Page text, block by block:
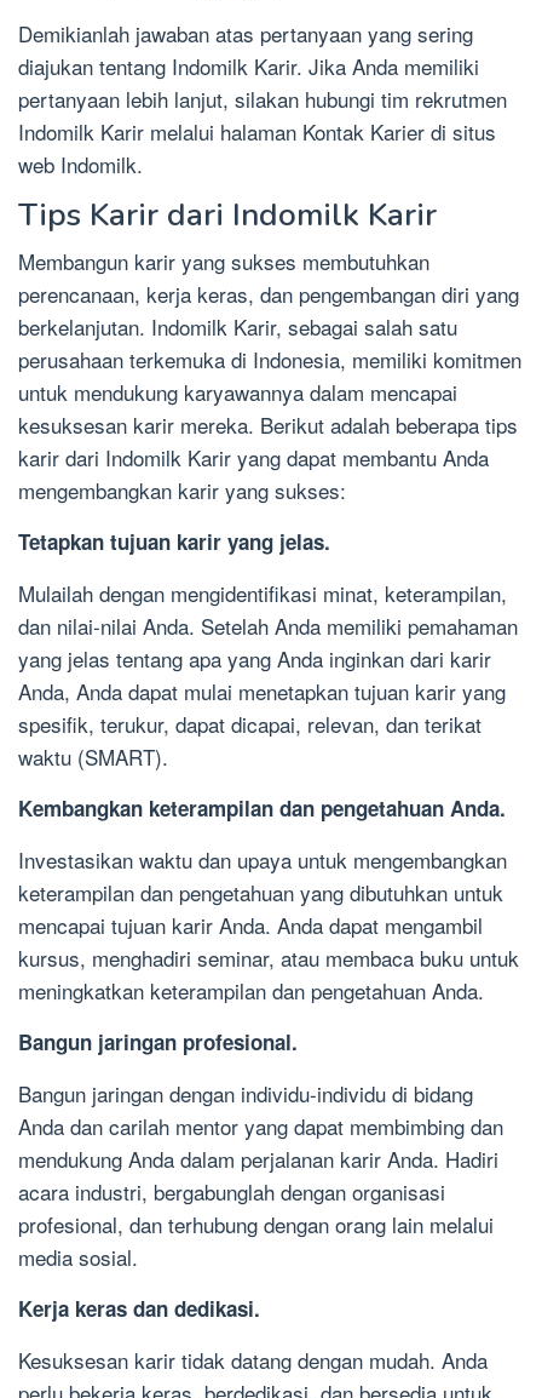
Demikianlah jawaban atas pertanyaan yang sering
diajukan tentang Indomilk Karir. Jika Anda memiliki
pertanyaan lebih lanjut, silakan hubungi tim rekrutmen
Indomilk Karir melalui halaman Kontak Karier di situs
web Indomilk.
Tips Karir dari Indomilk Karir
Membangun karir yang sukses membutuhkan
perencanaan, kerja keras, dan pengembangan diri yang
berkelanjutan. Indomilk Karir, sebagai salah satu
perusahaan terkemuka di Indonesia, memiliki komitmen
untuk mendukung karyawannya dalam mencapai
kesuksesan karir mereka. Berikut adalah beberapa tips
karir dari Indomilk Karir yang dapat membantu Anda
mengembangkan karir yang sukses:
Tetapkan tujuan karir yang jelas.
Mulailah dengan mengidentifikasi minat, keterampilan,
dan nilai-nilai Anda. Setelah Anda memiliki pemahaman
yang jelas tentang apa yang Anda inginkan dari karir
Anda, Anda dapat mulai menetapkan tujuan karir yang
spesifik, terukur, dapat dicapai, relevan, dan terikat
waktu (SMART).
Kembangkan keterampilan dan pengetahuan Anda.
Investasikan waktu dan upaya untuk mengembangkan
keterampilan dan pengetahuan yang dibutuhkan untuk
mencapai tujuan karir Anda. Anda dapat mengambil
kursus, menghadiri seminar, atau membaca buku untuk
meningkatkan keterampilan dan pengetahuan Anda.
Bangun jaringan profesional.
Bangun jaringan dengan individu-individu di bidang
Anda dan carilah mentor yang dapat membimbing dan
mendukung Anda dalam perjalanan karir Anda. Hadiri
acara industri, bergabunglah dengan organisasi
profesional, dan terhubung dengan orang lain melalui
media sosial.
Kerja keras dan dedikasi.
Kesuksesan karir tidak datang dengan mudah. Anda